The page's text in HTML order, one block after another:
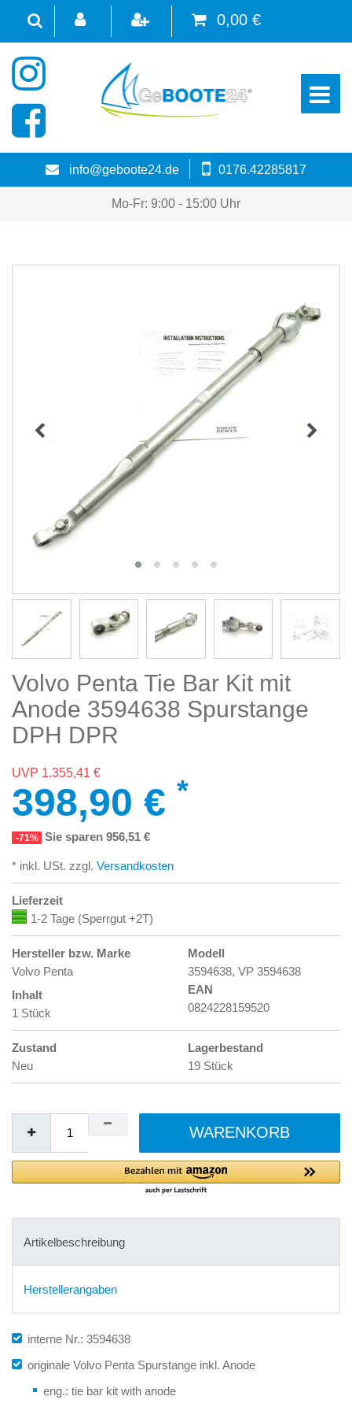
0,00 €
☰
info@geboote24.de 0176.42285817
Mo-Fr: 9:00 - 15:00 Uhr
Volvo Penta Tie Bar Kit mit
Anode 3594638 Spurstange
DPH DPR
UVP 1.355,41 €
398,90 € *
-71% Sie sparen 956,51 €
* inkl. USt. zzgl. Versandkosten
Lieferzeit
1-2 Tage (Sperrgut +2T)
Hersteller bzw. Marke
Volvo Penta
Inhalt
1 Stück
Modell
3594638, VP 3594638
EAN
0824228159520
Zustand
Neu
Lagerbestand
19 Stück
WARENKORB
Artikelbeschreibung
Herstellerangaben
interne Nr.: 3594638
originale Volvo Penta Spurstange inkl. Anode
eng.: tie bar kit with anode